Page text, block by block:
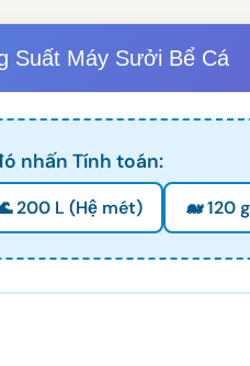
Suất Máy Sưởi Bể Cá
nhấn Tính toán:
200 L (Hệ mét) 🐋 120